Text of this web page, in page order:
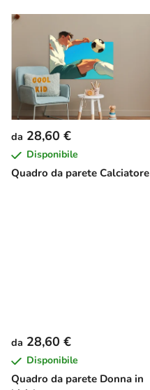
o
d
t
Quadro da parete Calciatore
da 28,60 €
Disponibile
Quadro da parete Donna in
da 28,60 €
Disponibile